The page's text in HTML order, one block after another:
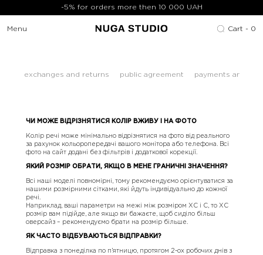
-5% for orders more then 10 000 UAH
Menu Cart - 0
exchanges and returns public agreement payments and
ЧИ МОЖЕ ВІДРІЗНЯТИСЯ КОЛІР ВЖИВУ І НА ФОТО
Колір речі може мінімально відрізнятися на фото від реального
за рахунок кольоропередачі вашого монітора або телефона. Всі
фото на сайт додані без фільтрів і додаткової корекції.
ЯКИЙ РОЗМІР ОБРАТИ, ЯКЩО В МЕНЕ ГРАНИЧНІ ЗНАЧЕННЯ?
Всі наші моделі повномірні, тому рекомендуємо орієнтуватися за
нашими розмірними сітками, які йдуть індивідуально до кожної
речі.
Наприклад, ваші параметри на межі між розміром ХС і С, то ХС
розмір вам підійде, але якщо ви бажаєте, щоб сиділо більш
оверсайз – рекомендуємо брати на розмір більше.
ЯК ЧАСТО ВІДБУВАЮТЬСЯ ВІДПРАВКИ?
Відправка з понеділка по п’ятницю, протягом 2-ох робочих днів з